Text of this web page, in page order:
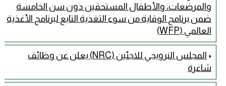
والمرضعات، والأطفال المستحقين دون سن الخامسة
ضمن برنامج الوقاية من سوء التغذية التابع لبرنامج الأغذية
العالمي (WFP)
المجلس النرويجي للاجئين (NRC) يعلن عن وظائف
شاغرة